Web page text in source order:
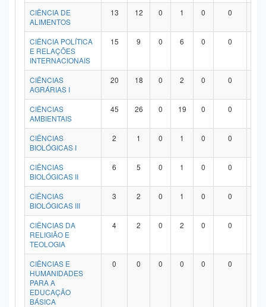
CIÊNCIA DE
ALIMENTOS
13 12 0 1 0 0
CIÊNCIA POLÍTICA
E RELAÇÕES
INTERNACIONAIS
15 9 0 6 0 0
CIÊNCIAS
AGRÁRIAS I
20 18 0 2 0 0
CIÊNCIAS
AMBIENTAIS
45 26 0 19 0 0
CIÊNCIAS
BIOLÓGICAS I
2 1 0 1 0 0
CIÊNCIAS
BIOLÓGICAS II
6 5 0 1 0 0
CIÊNCIAS
BIOLÓGICAS III
3 2 0 1 0 0
CIÊNCIAS DA
RELIGIÃO E
TEOLOGIA
4 2 0 2 0 0
CIÊNCIAS E
HUMANIDADES
PARA A
EDUCAÇÃO
BÁSICA
0 0 0 0 0 0